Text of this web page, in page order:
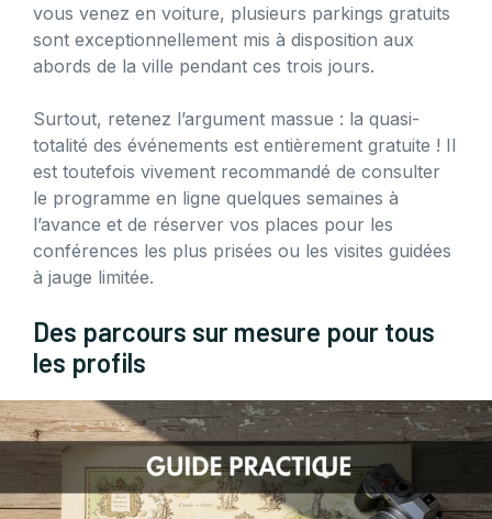
vous venez en voiture, plusieurs parkings gratuits
sont exceptionnellement mis à disposition aux
abords de la ville pendant ces trois jours.
Surtout, retenez l’argument massue : la quasi-
totalité des événements est entièrement gratuite ! Il
est toutefois vivement recommandé de consulter
le programme en ligne quelques semaines à
l’avance et de réserver vos places pour les
conférences les plus prisées ou les visites guidées
à jauge limitée.
Des parcours sur mesure pour tous
les profils